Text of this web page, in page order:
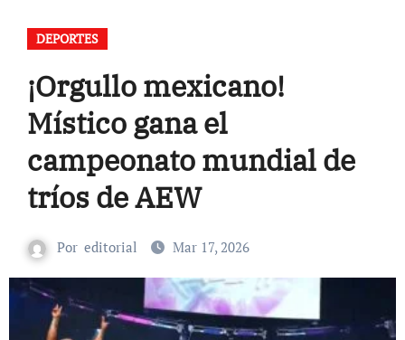
DEPORTES
¡Orgullo mexicano!
Místico gana el
campeonato mundial de
tríos de AEW
Por editorial Mar 17, 2026